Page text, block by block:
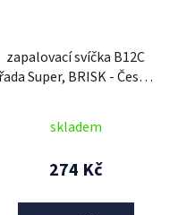
zapalovací svíčka B12C
řada Super, BRISK - Česká
skladem
274 Kč